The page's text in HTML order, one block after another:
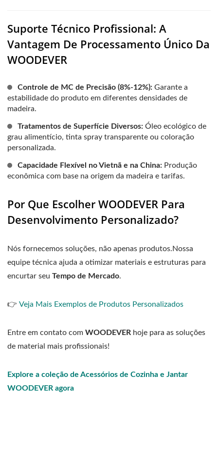
Suporte Técnico Profissional: A
Vantagem De Processamento Único Da
WOODEVER
Controle de MC de Precisão (8%-12%): Garante a
estabilidade do produto em diferentes densidades de
madeira.
Tratamentos de Superfície Diversos: Óleo ecológico de
grau alimentício, tinta spray transparente ou coloração
personalizada.
Capacidade Flexível no Vietnã e na China: Produção
econômica com base na origem da madeira e tarifas.
Por Que Escolher WOODEVER Para
Desenvolvimento Personalizado?
Nós fornecemos soluções, não apenas produtos.Nossa
equipe técnica ajuda a otimizar materiais e estruturas para
encurtar seu Tempo de Mercado.
👉 Veja Mais Exemplos de Produtos Personalizados
Entre em contato com WOODEVER hoje para as soluções
de material mais profissionais!
Explore a coleção de Acessórios de Cozinha e Jantar
WOODEVER agora